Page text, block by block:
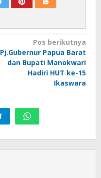
Pos berikutnya
Pj.Gubernur Papua Barat
dan Bupati Manokwari
Hadiri HUT ke-15
Ikaswara